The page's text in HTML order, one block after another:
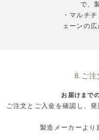
で、
・マルチ
ェーンの
8.ご注
お届けまで
ご注文とご入金を確認し、
製造メーカーより